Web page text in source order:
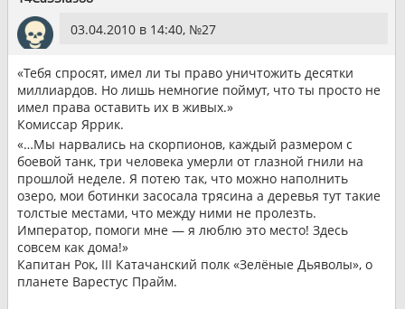
03.04.2010 в 14:40, №27
«Тебя спросят, имел ли ты право уничтожить десятки
миллиардов. Но лишь немногие поймут, что ты просто не
имел права оставить их в живых.»
Комиссар Яррик.
«…Мы нарвались на скорпионов, каждый размером с
боевой танк, три человека умерли от глазной гнили на
прошлой неделе. Я потею так, что можно наполнить
озеро, мои ботинки засосала трясина а деревья тут такие
толстые местами, что между ними не пролезть.
Император, помоги мне — я люблю это место! Здесь
совсем как дома!»
Капитан Рок, III Катачанский полк «Зелёные Дьяволы», о
планете Варестус Прайм.